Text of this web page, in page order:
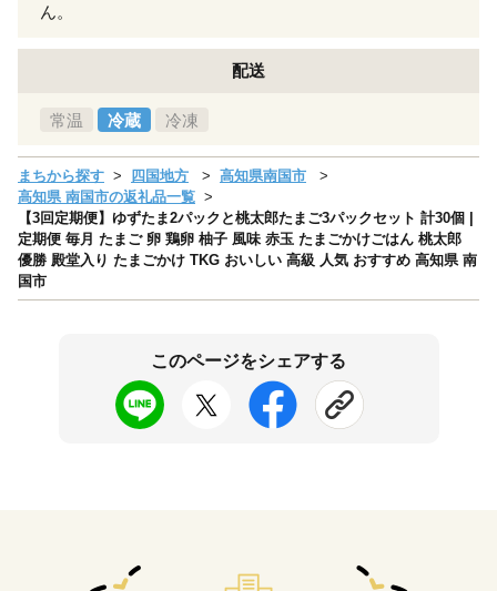
ん。
配送
常温 冷蔵 冷凍
まちから探す 四国地方
高知県南国市
高知県 南国市の返礼品一覧
【3回定期便】ゆずたま2パックと桃太郎たまご3パックセット 計30個 |
定期便 毎月 たまご 卵 鶏卵 柚子 風味 赤玉 たまごかけごはん 桃太郎
優勝 殿堂入り たまごかけ TKG おいしい 高級 人気 おすすめ 高知県 南
国市
このページをシェアする